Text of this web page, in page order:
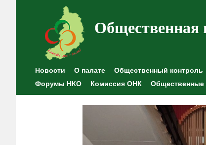
Общественная
Новости О палате Общественный контроль
Форумы НКО
Комиссия ОНК Общественные